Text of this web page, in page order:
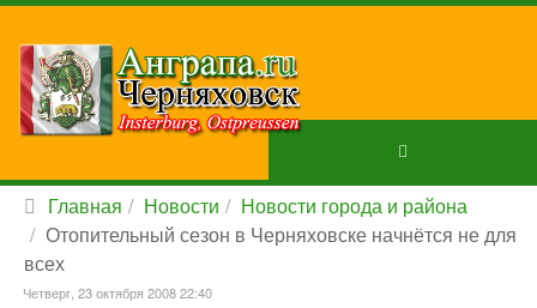
Главная Новости
Новости города и района
Отопительный сезон в Черняховске начнётся не для
всех
Четверг, 23 октября 2008 22:40